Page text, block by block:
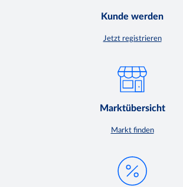
Kunde werden
Jetzt registrieren
Marktübersicht
Markt finden